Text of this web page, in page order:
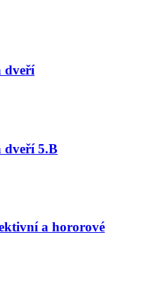
dveří
dveří 5.B
a hororové